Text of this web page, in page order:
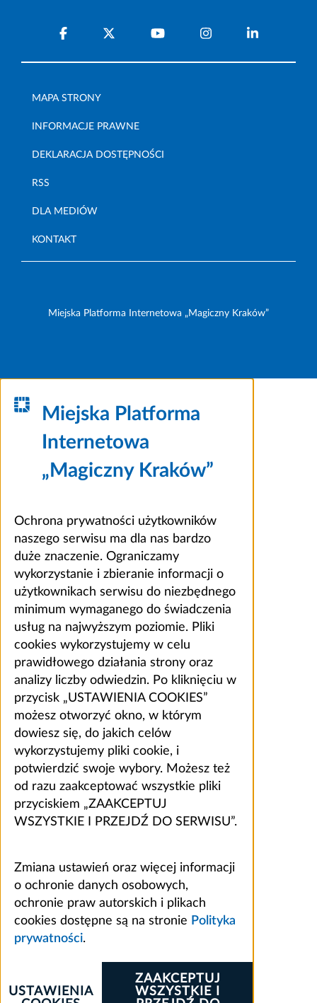
MAPA STRONY
INFORMACJE PRAWNE
DEKLARACJA DOSTĘPNOŚCI
RSS
DLA MEDIÓW
KONTAKT
Miejska Platforma Internetowa „Magiczny Kraków”
Miejska Platforma
Internetowa
„Magiczny Kraków”
Ochrona prywatności użytkowników
naszego serwisu ma dla nas bardzo
duże znaczenie. Ograniczamy
wykorzystanie i zbieranie informacji o
użytkownikach serwisu do niezbędnego
minimum wymaganego do świadczenia
usług na najwyższym poziomie. Pliki
cookies wykorzystujemy w celu
prawidłowego działania strony oraz
analizy liczby odwiedzin. Po kliknięciu w
przycisk „USTAWIENIA COOKIES”
możesz otworzyć okno, w którym
dowiesz się, do jakich celów
wykorzystujemy pliki cookie, i
potwierdzić swoje wybory. Możesz też
od razu zaakceptować wszystkie pliki
przyciskiem „ZAAKCEPTUJ
WSZYSTKIE I PRZEJDŹ DO SERWISU”.
Zmiana ustawień oraz więcej informacji
o ochronie danych osobowych,
ochronie praw autorskich i plikach
cookies dostępne są na stronie Polityka
prywatności.
ZAAKCEPTUJ
WSZYSTKIE I
USTAWIENIA